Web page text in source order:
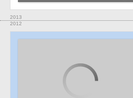
2013
2012